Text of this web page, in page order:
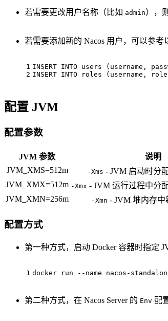
若需要更改用户名称（比如 admin），
若需要添加新的 Nacos 用户，可以参考
1
2
INSERT INTO users (username,
INSERT INTO roles (username,
配置 JVM
配置参数
JVM 参数
说明
JVM_XMS=512m
-Xms - JVM 启动时分
JVM_XMX=512m -Xmx - JVM 运行过程中分
JVM_XMN=256m
-Xmn - JVM 堆内存
配置方式
第一种方式，启动 Docker 容器时指定
1 docker run --name nacos-standalone
第二种方式，在 Nacos Server 的 Env 配